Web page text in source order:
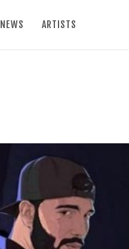
NEWS ARTISTS